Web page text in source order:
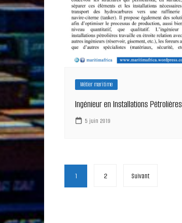
Métier maritime
Ingénieur en Installations Pétrolières
5 juin 2019
Pagination
des
1 2 Suivant